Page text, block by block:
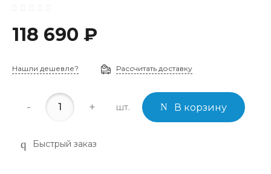
118 690 ₽
Нашли дешевле? Рассчитать доставку
- + шт. В корзину
Быстрый заказ